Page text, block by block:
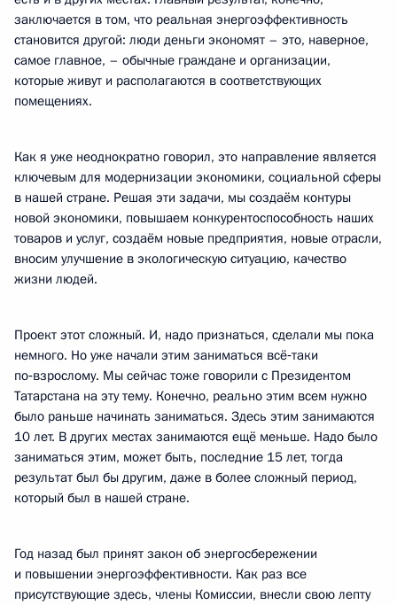
заключается в том, что реальная энергоэффективность
становится другой: люди деньги экономят – это, наверное,
самое главное, – обычные граждане и организации,
которые живут и располагаются в соответствующих
помещениях.
Как я уже неоднократно говорил, это направление является
ключевым для модернизации экономики, социальной сферы
в нашей стране. Решая эти задачи, мы создаём контуры
новой экономики, повышаем конкурентоспособность наших
товаров и услуг, создаём новые предприятия, новые отрасли,
вносим улучшение в экологическую ситуацию, качество
жизни людей.
Проект этот сложный. И, надо признаться, сделали мы пока
немного. Но уже начали этим заниматься всё‑таки
по‑взрослому. Мы сейчас тоже говорили с Президентом
Татарстана на эту тему. Конечно, реально этим всем нужно
было раньше начинать заниматься. Здесь этим занимаются
10 лет. В других местах занимаются ещё меньше. Надо было
заниматься этим, может быть, последние 15 лет, тогда
результат был бы другим, даже в более сложный период,
который был в нашей стране.
Год назад был принят закон об энергосбережении
и повышении энергоэффективности. Как раз все
присутствующие здесь, члены Комиссии, внесли свою лепту